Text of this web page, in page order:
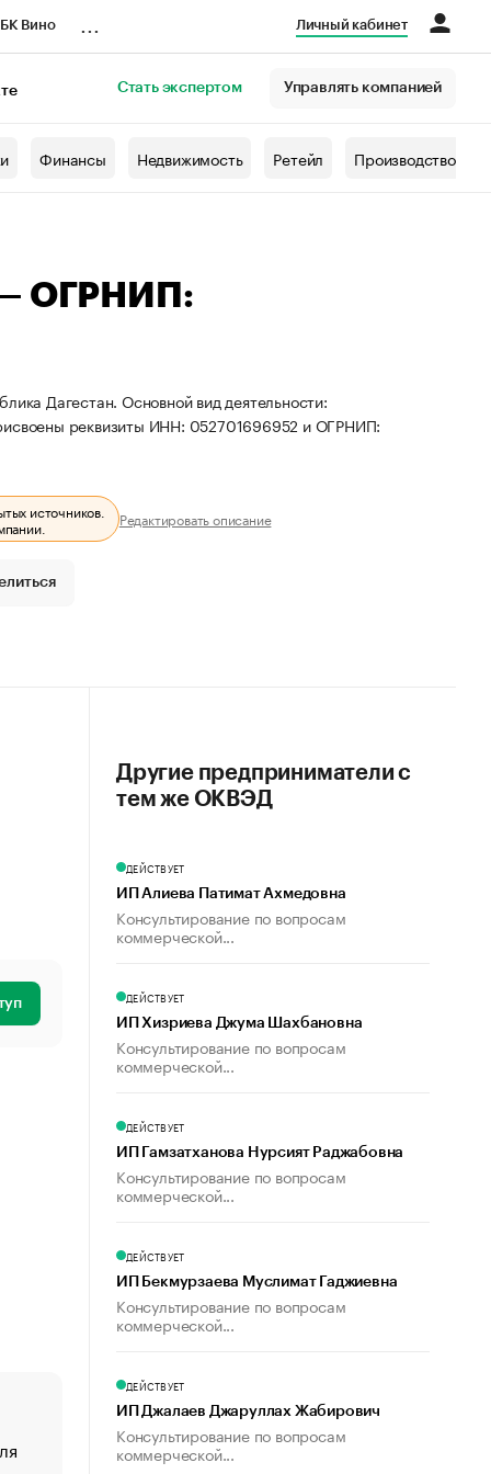
Вино Личный кабинет
Стать экспертом Управлять компанией
Финансы Недвижимость Ретейл Производство
— ОГРНИП:
Дагестан. Основной вид деятельности:
реквизиты ИНН: 052701696952 и ОГРНИП:
источников.
Редактировать описание
«От спорта тело стареет иначе». Как живет глава
Другие предприниматели с
тем же ОКВЭД
ДЕЙСТВУЕТ
ИП Алиева Патимат Ахмедовна
Консультирование по вопросам
коммерческой...
ДЕЙСТВУЕТ
ИП Хизриева Джума Шахбановна
Консультирование по вопросам
коммерческой...
ДЕЙСТВУЕТ
ИП Гамзатханова Нурсият Раджабовна
Консультирование по вопросам
коммерческой...
ДЕЙСТВУЕТ
ИП Бекмурзаева Муслимат Гаджиевна
Консультирование по вопросам
коммерческой...
ДЕЙСТВУЕТ
ИП Джалаев Джаруллах Жабирович
Консультирование по вопросам
коммерческой...